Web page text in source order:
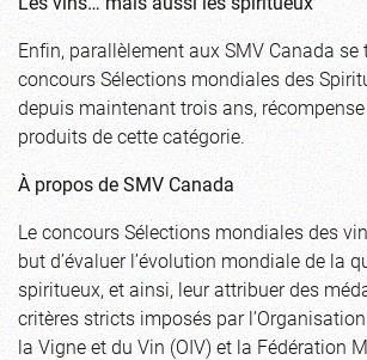
Enfin, parallèlement aux SMV Canada se
concours Sélections mondiales des
depuis maintenant trois ans,
produits de cette catégorie.
À propos de SMV Canada
Le concours Sélections mondiales des
but d’évaluer l’évolution mondiale de la
spiritueux, et ainsi, leur attribuer des
critères stricts imposés par
la Vigne et du Vin (OIV) et la Fédération